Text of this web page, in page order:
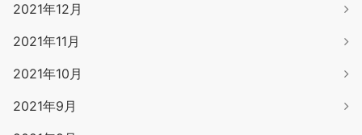
2021年12月
2021年11月
2021年10月
2021年9月